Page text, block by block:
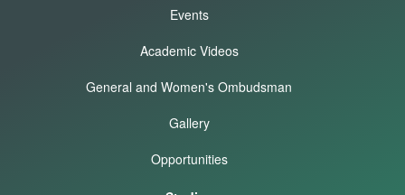
Events
Academic Videos
General and Women's Ombudsman
Gallery
Opportunities